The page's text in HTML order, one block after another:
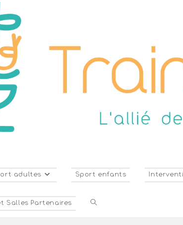
adultes Sport enfants
Salles Partenaires